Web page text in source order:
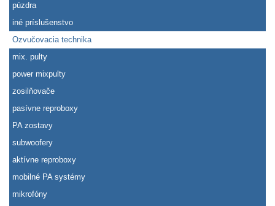
púzdra
iné príslušenstvo
Ozvučovacia technika
mix. pulty
power mixpulty
zosilňovače
pasívne reproboxy
PA zostavy
subwoofery
aktívne reproboxy
mobilné PA systémy
mikrofóny